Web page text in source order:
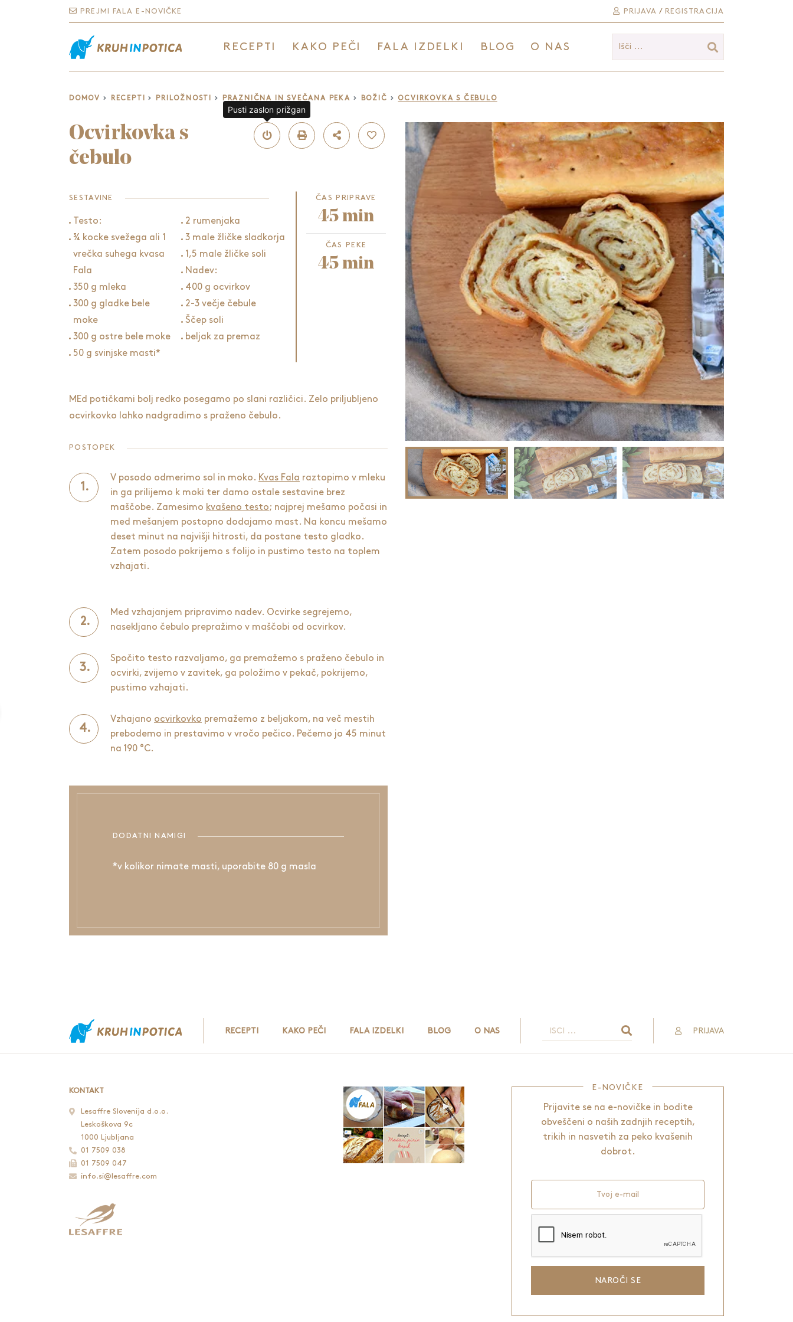
PREJMI FALA E-NOVIČKE PRIJAVA / REGISTRACIJA
Išči ...
RECEPTI KAKO PEČI FALA IZDELKI BLOG O NAS
DOMOV RECEPTI PRILOŽNOSTI PRAZNIČNA IN SVEČANA PEKA BOŽIČ OCVIRKOVKA S ČEBULO
Ocvirkovka s
čebulo
SESTAVINE
Testo:
¾ kocke svežega ali 1
vrečka suhega kvasa
Fala
350 g mleka
300 g gladke bele
moke
300 g ostre bele moke
50 g svinjske masti*
2 rumenjaka
3 male žličke sladkorja
1,5 male žličke soli
Nadev:
400 g ocvirkov
2-3 večje čebule
Ščep soli
beljak za premaz
ČAS PRIPRAVE
45 min
ČAS PEKE
45 min
MEd potičkami bolj redko posegamo po slani različici. Zelo priljubljeno
ocvirkovko lahko nadgradimo s praženo čebulo.
POSTOPEK
V posodo odmerimo sol in moko. Kvas Fala raztopimo v mleku
in ga prilijemo k moki ter damo ostale sestavine brez
maščobe. Zamesimo kvašeno testo; najprej mešamo počasi in
med mešanjem postopno dodajamo mast. Na koncu mešamo
deset minut na najvišji hitrosti, da postane testo gladko.
Zatem posodo pokrijemo s folijo in pustimo testo na toplem
vzhajati.
Med vzhajanjem pripravimo nadev. Ocvirke segrejemo,
nasekljano čebulo prepražimo v maščobi od ocvirkov.
Spočito testo razvaljamo, ga premažemo s praženo čebulo in
ocvirki, zvijemo v zavitek, ga položimo v pekač, pokrijemo,
pustimo vzhajati.
Vzhajano ocvirkovko premažemo z beljakom, na več mestih
prebodemo in prestavimo v vročo pečico. Pečemo jo 45 minut
na 190 °C.
DODATNI NAMIGI
*v kolikor nimate masti, uporabite 80 g masla
RECEPTI KAKO PEČI FALA IZDELKI BLOG O NAS PRIJAVA
KONTAKT
Lesaffre Slovenija d.o.o.
Leskoškova 9c
1000 Ljubljana
01 7509 038
01 7509 047
info.si@lesaffre.com
E-NOVIČKE
Prijavite se na e-novičke in bodite
obveščeni o naših zadnjih receptih,
trikih in nasvetih za peko kvašenih
dobrot.
Tvoj e-mail
NAROČI SE
Pusti zaslon prižgan